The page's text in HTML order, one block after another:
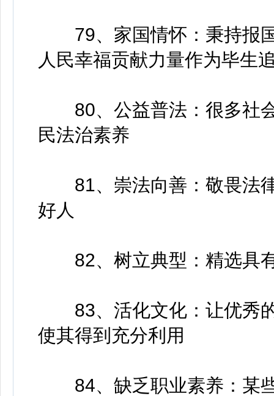
79、家国情怀：秉持报国
人民幸福贡献力量作为毕生
80、公益普法：很多社会
民法治素养
81、崇法向善：敬畏法律
好人
82、树立典型：精选具有
83、活化文化：让优秀的
使其得到充分利用
84、缺乏职业素养：某些